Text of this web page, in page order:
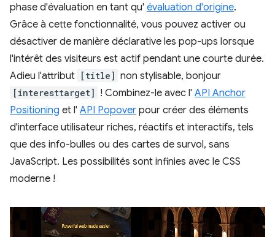
phase d'évaluation en tant qu' évaluation d'origine.
Grâce à cette fonctionnalité, vous pouvez activer ou
désactiver de manière déclarative les pop-ups lorsque
l'intérêt des visiteurs est actif pendant une courte durée.
Adieu l'attribut [title] non stylisable, bonjour
[interesttarget] ! Combinez-le avec l' API Anchor
Positioning et l' API Popover pour créer des éléments
d'interface utilisateur riches, réactifs et interactifs, tels
que des info-bulles ou des cartes de survol, sans
JavaScript. Les possibilités sont infinies avec le CSS
moderne !